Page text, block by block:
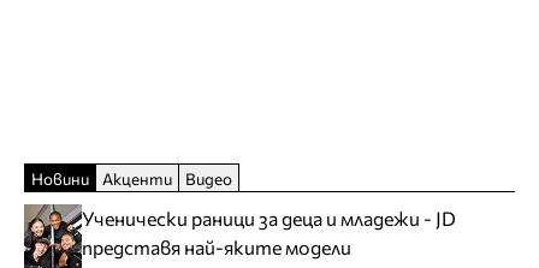
Новини Акценти Видео
Ученически раници за деца и младежи - JD
представя най-яките модели